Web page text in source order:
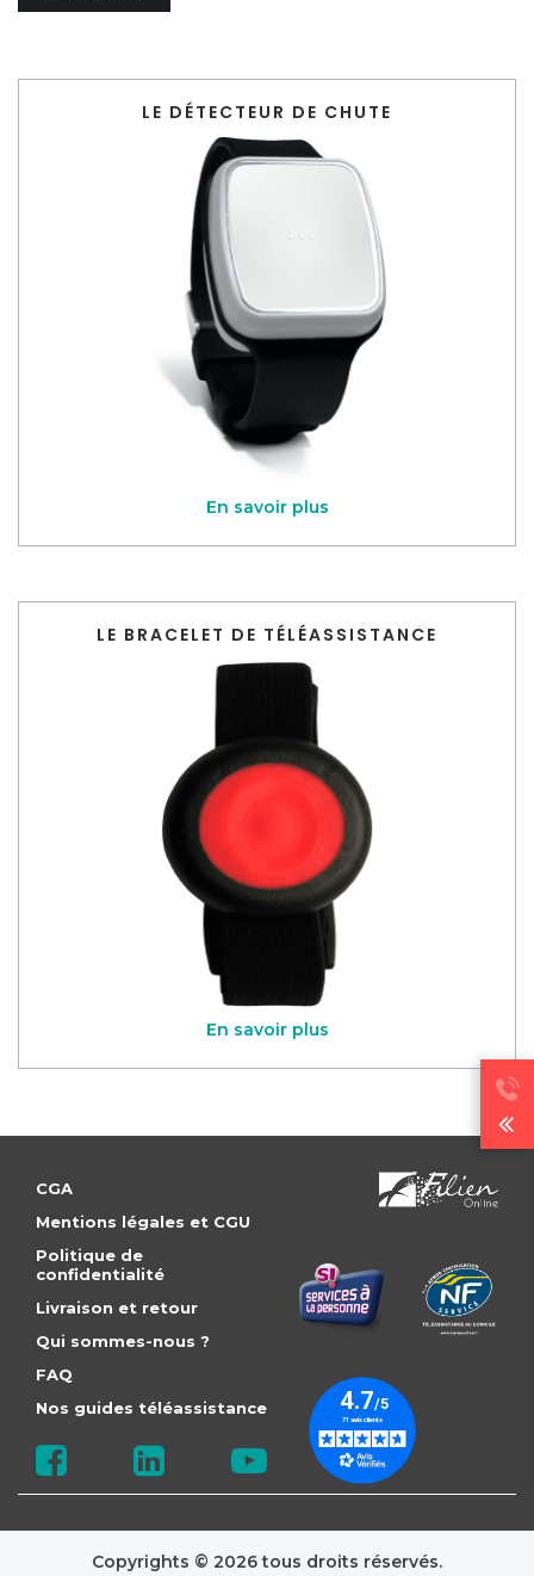
LE DÉTECTEUR DE CHUTE
En savoir plus
LE BRACELET DE TÉLÉASSISTANCE
En savoir plus
CGA
Mentions légales et CGU
Politique de
confidentialité
Livraison et retour
Qui sommes-nous ?
FAQ
Nos guides téléassistance
Copyrights © 2026 tous droits réservés.